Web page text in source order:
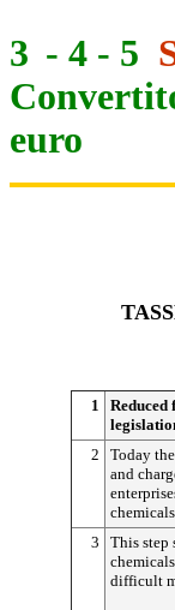
3 - 4 - 5
euro
1
Reduced
2
Today
and
3
This step
difficult